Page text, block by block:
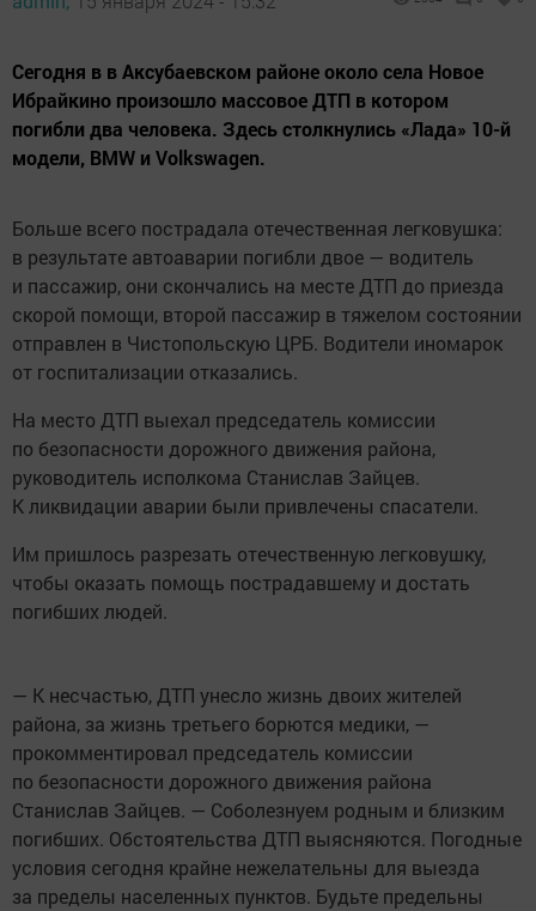
Сегодня в в Аксубаевском районе около села Новое
Ибрайкино произошло массовое ДТП в котором
погибли два человека. Здесь столкнулись «Лада» 10-й
модели, BMW и Volkswagen.
Больше всего пострадала отечественная легковушка:
в результате автоаварии погибли двое — водитель
и пассажир, они скончались на месте ДТП до приезда
скорой помощи, второй пассажир в тяжелом состоянии
отправлен в Чистопольскую ЦРБ. Водители иномарок
от госпитализации отказались.
На место ДТП выехал председатель комиссии
по безопасности дорожного движения района,
руководитель исполкома Станислав Зайцев.
К ликвидации аварии были привлечены спасатели.
Им пришлось разрезать отечественную легковушку,
чтобы оказать помощь пострадавшему и достать
погибших людей.
— К несчастью, ДТП унесло жизнь двоих жителей
района, за жизнь третьего борются медики, —
прокомментировал председатель комиссии
по безопасности дорожного движения района
Станислав Зайцев. — Соболезнуем родным и близким
погибших. Обстоятельства ДТП выясняются. Погодные
условия сегодня крайне нежелательны для выезда
за пределы населенных пунктов. Будьте предельны